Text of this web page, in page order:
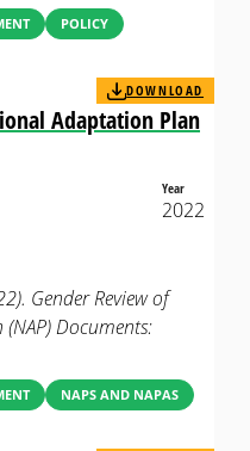
POLICY
Adaptation Plan
DOWNLOAD
Year
2022
Gender Review of
Documents:
NAPS AND NAPAS